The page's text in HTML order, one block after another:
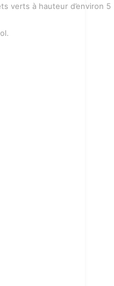
verts à hauteur d’environ 5